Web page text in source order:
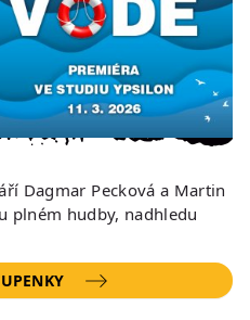
Dagmar Pecková a Martin
plném hudby, nadhledu